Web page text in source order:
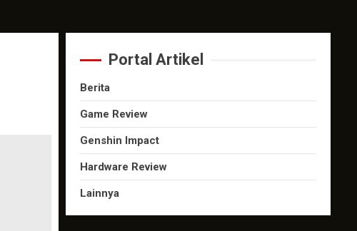
Portal Artikel
Berita
Game Review
Genshin Impact
Hardware Review
Lainnya